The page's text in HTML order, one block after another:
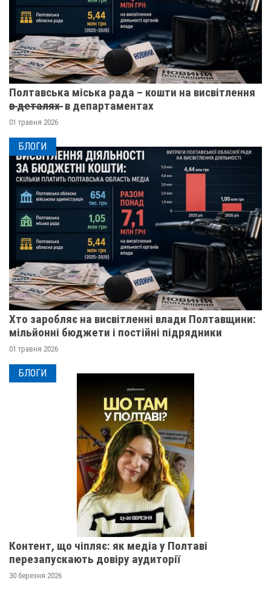
Полтавська міська рада – кошти на висвітлення
в̶ ̶д̶е̶т̶а̶л̶я̶х̶ ̶ в департаментах
01 травня 2026
БЛОГИ
Хто заробляє на висвітленні влади Полтавщини:
мільйонні бюджети і постійні підрядники
01 травня 2026
БЛОГИ
Контент, що чіпляє: як медіа у Полтаві
перезапускають довіру аудиторії
30 березня 2026